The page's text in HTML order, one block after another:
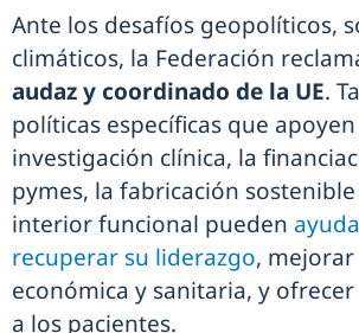
Ante los desafíos geopolíticos,
climáticos, la Federación
audaz y coordinado de la UE.
políticas específicas que
investigación clínica, la
pymes, la fabricación
interior funcional pueden
recuperar su liderazgo,
económica y sanitaria, y
a los pacientes.